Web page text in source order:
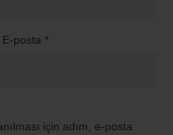
E-posta *
için adım, e-posta